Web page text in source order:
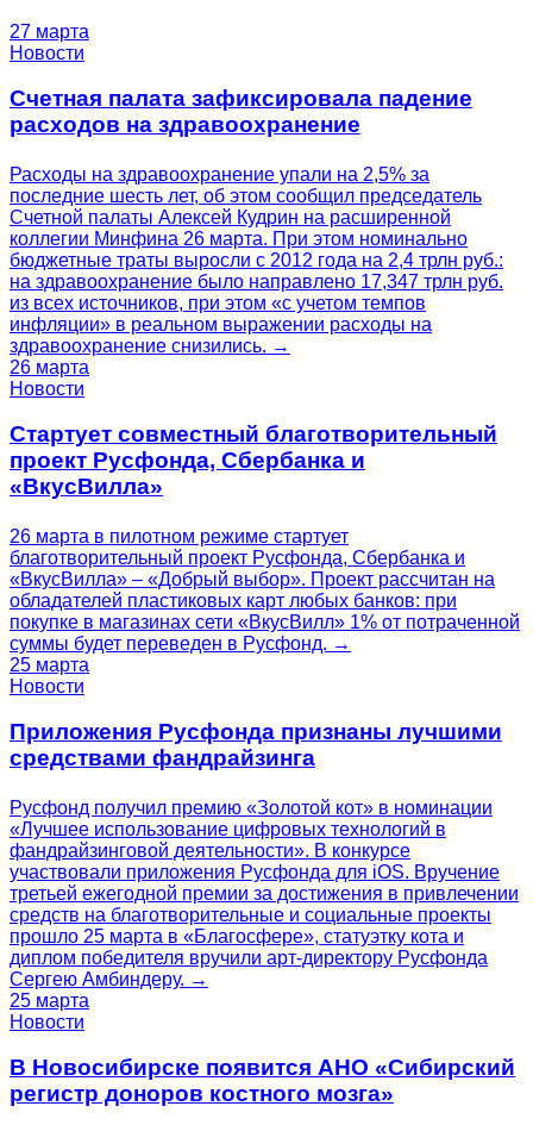
27 марта
Новости
Счетная палата зафиксировала падение
расходов на здравоохранение
Расходы на здравоохранение упали на 2,5% за
последние шесть лет, об этом сообщил председатель
Счетной палаты Алексей Кудрин на расширенной
коллегии Минфина 26 марта. При этом номинально
бюджетные траты выросли с 2012 года на 2,4 трлн руб.:
на здравоохранение было направлено 17,347 трлн руб.
из всех источников, при этом «с учетом темпов
инфляции» в реальном выражении расходы на
здравоохранение снизились. →
26 марта
Новости
Стартует совместный благотворительный
проект Русфонда, Сбербанка и
«ВкусВилла»
26 марта в пилотном режиме стартует
благотворительный проект Русфонда, Сбербанка и
«ВкусВилла» – «Добрый выбор». Проект рассчитан на
обладателей пластиковых карт любых банков: при
покупке в магазинах сети «ВкусВилл» 1% от потраченной
суммы будет переведен в Русфонд. →
25 марта
Новости
Приложения Русфонда признаны лучшими
средствами фандрайзинга
Русфонд получил премию «Золотой кот» в номинации
«Лучшее использование цифровых технологий в
фандрайзинговой деятельности». В конкурсе
участвовали приложения Русфонда для iOS. Вручение
третьей ежегодной премии за достижения в привлечении
средств на благотворительные и социальные проекты
прошло 25 марта в «Благосфере», статуэтку кота и
диплом победителя вручили арт-директору Русфонда
Сергею Амбиндеру. →
25 марта
Новости
В Новосибирске появится АНО «Сибирский
регистр доноров костного мозга»